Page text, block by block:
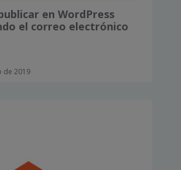
en WordPress
el correo electrónico
de 2019